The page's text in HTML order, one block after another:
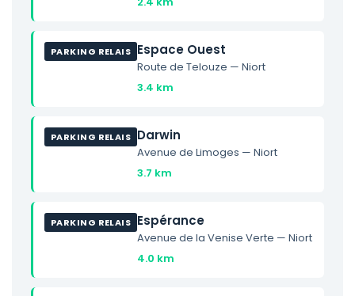
PARKING RELAIS Espace Ouest
Route de Telouze — Niort
3.4 km
PARKING RELAIS Darwin
Avenue de Limoges — Niort
3.7 km
PARKING RELAIS Espérance
Avenue de la Venise Verte — Niort
4.0 km